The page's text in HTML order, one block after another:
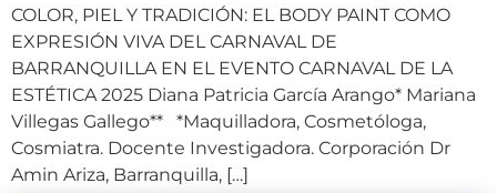
COLOR, PIEL Y TRADICIÓN: EL BODY PAINT COMO
EXPRESIÓN VIVA DEL CARNAVAL DE
BARRANQUILLA EN EL EVENTO CARNAVAL DE LA
ESTÉTICA 2025 Diana Patricia García Arango* Mariana
Villegas Gallego** *Maquilladora, Cosmetóloga,
Cosmiatra. Docente Investigadora. Corporación Dr
Amin Ariza, Barranquilla, […]